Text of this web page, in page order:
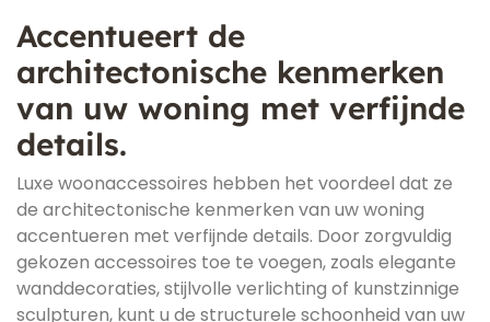
Accentueert de
architectonische kenmerken
van uw woning met verfijnde
details.
Luxe woonaccessoires hebben het voordeel dat ze
de architectonische kenmerken van uw woning
accentueren met verfijnde details. Door zorgvuldig
gekozen accessoires toe te voegen, zoals elegante
wanddecoraties, stijlvolle verlichting of kunstzinnige
sculpturen, kunt u de structurele schoonheid van uw